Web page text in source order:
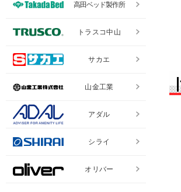
高田ベッド製作所
トラスコ中山
サカエ
山金工業
アダル
シライ
オリバー